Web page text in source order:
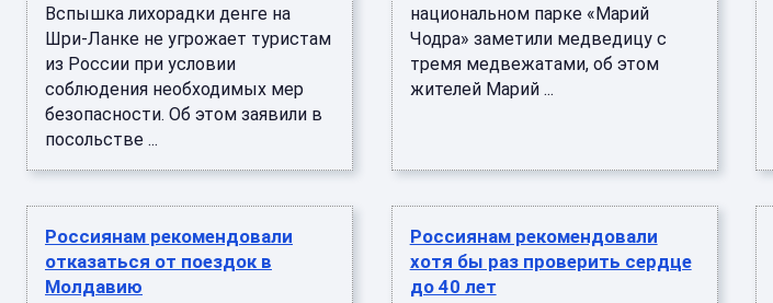
Вспышка лихорадки денге на
Шри-Ланке не угрожает туристам
из России при условии
соблюдения необходимых мер
безопасности. Об этом заявили в
посольстве ...
национальном парке «Марий
Чодра» заметили медведицу с
тремя медвежатами, об этом
жителей Марий ...
Россиянам рекомендовали
отказаться от поездок в
Молдавию
Россиянам рекомендовали
хотя бы раз проверить сердце
до 40 лет